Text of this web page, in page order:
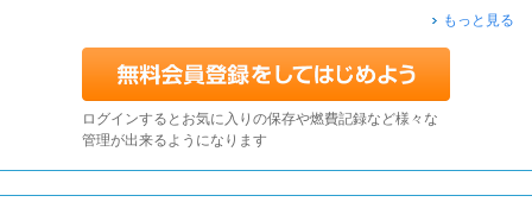
もっと見る
ログインするとお気に入りの保存や燃費記録など様々な
管理が出来るようになります